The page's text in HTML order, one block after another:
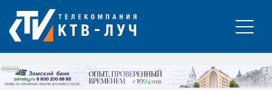
РЕКЛАМА